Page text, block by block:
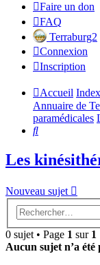
Faire un don
FAQ
Terraburg2
Connexion
Inscription
Accueil
Annuaire de
paramédicales
Rechercher
Les
Nouveau sujet
0 sujet • Page 1 sur 1
Aucun sujet n’a